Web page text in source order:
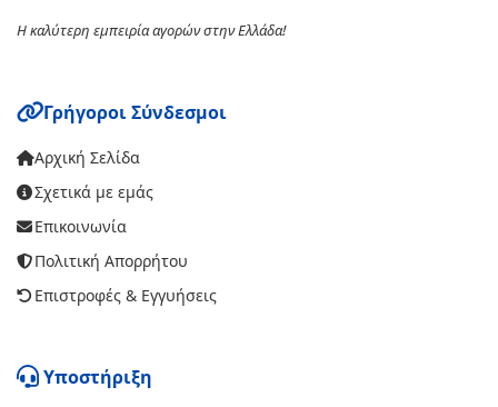
Η καλύτερη εμπειρία αγορών στην Ελλάδα!
Γρήγοροι Σύνδεσμοι
Αρχική Σελίδα
Σχετικά με εμάς
Επικοινωνία
Πολιτική Απορρήτου
Επιστροφές & Εγγυήσεις
Υποστήριξη